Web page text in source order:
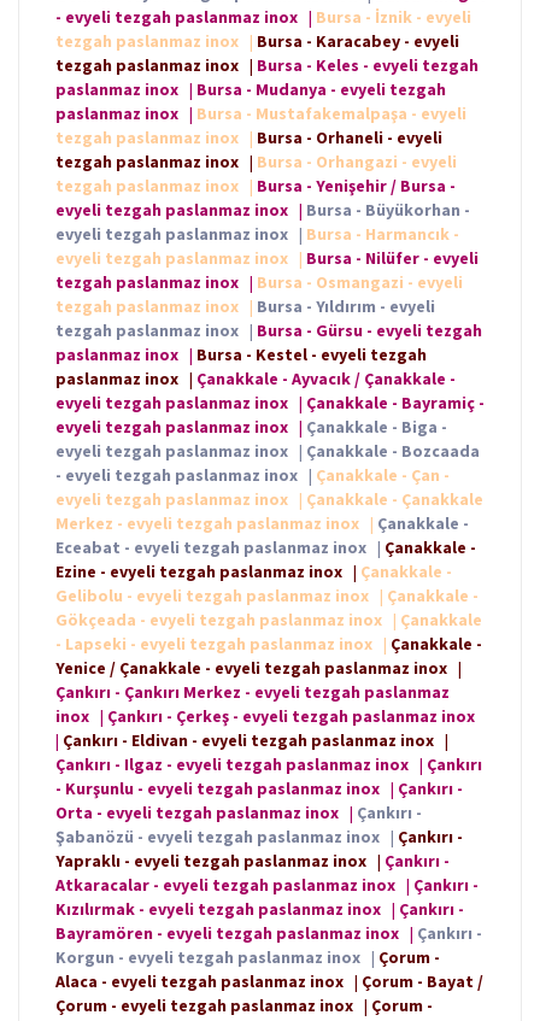
- evyeli tezgah paslanmaz inox | Bursa - İznik - evyeli
tezgah paslanmaz inox | Bursa - Karacabey - evyeli
tezgah paslanmaz inox | Bursa - Keles - evyeli tezgah
paslanmaz inox | Bursa - Mudanya - evyeli tezgah
paslanmaz inox | Bursa - Mustafakemalpaşa - evyeli
tezgah paslanmaz inox | Bursa - Orhaneli - evyeli
tezgah paslanmaz inox | Bursa - Orhangazi - evyeli
tezgah paslanmaz inox | Bursa - Yenişehir / Bursa -
evyeli tezgah paslanmaz inox | Bursa - Büyükorhan -
evyeli tezgah paslanmaz inox | Bursa - Harmancık -
evyeli tezgah paslanmaz inox | Bursa - Nilüfer - evyeli
tezgah paslanmaz inox | Bursa - Osmangazi - evyeli
tezgah paslanmaz inox | Bursa - Yıldırım - evyeli
tezgah paslanmaz inox | Bursa - Gürsu - evyeli tezgah
paslanmaz inox | Bursa - Kestel - evyeli tezgah
paslanmaz inox | Çanakkale - Ayvacık / Çanakkale -
evyeli tezgah paslanmaz inox | Çanakkale - Bayramiç -
evyeli tezgah paslanmaz inox | Çanakkale - Biga -
evyeli tezgah paslanmaz inox | Çanakkale - Bozcaada
- evyeli tezgah paslanmaz inox | Çanakkale - Çan -
evyeli tezgah paslanmaz inox | Çanakkale - Çanakkale
Merkez - evyeli tezgah paslanmaz inox | Çanakkale -
Eceabat - evyeli tezgah paslanmaz inox | Çanakkale -
Ezine - evyeli tezgah paslanmaz inox | Çanakkale -
Gelibolu - evyeli tezgah paslanmaz inox | Çanakkale -
Gökçeada - evyeli tezgah paslanmaz inox | Çanakkale
- Lapseki - evyeli tezgah paslanmaz inox | Çanakkale -
Yenice / Çanakkale - evyeli tezgah paslanmaz inox |
Çankırı - Çankırı Merkez - evyeli tezgah paslanmaz
inox | Çankırı - Çerkeş - evyeli tezgah paslanmaz inox
| Çankırı - Eldivan - evyeli tezgah paslanmaz inox |
Çankırı - Ilgaz - evyeli tezgah paslanmaz inox | Çankırı
- Kurşunlu - evyeli tezgah paslanmaz inox | Çankırı -
Orta - evyeli tezgah paslanmaz inox | Çankırı -
Şabanözü - evyeli tezgah paslanmaz inox | Çankırı -
Yapraklı - evyeli tezgah paslanmaz inox | Çankırı -
Atkaracalar - evyeli tezgah paslanmaz inox | Çankırı -
Kızılırmak - evyeli tezgah paslanmaz inox | Çankırı -
Bayramören - evyeli tezgah paslanmaz inox | Çankırı -
Korgun - evyeli tezgah paslanmaz inox | Çorum -
Alaca - evyeli tezgah paslanmaz inox | Çorum - Bayat /
Çorum - evyeli tezgah paslanmaz inox | Çorum -